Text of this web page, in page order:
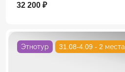
32 200 ₽
Этнотур 31.08-4.09 - 2 места